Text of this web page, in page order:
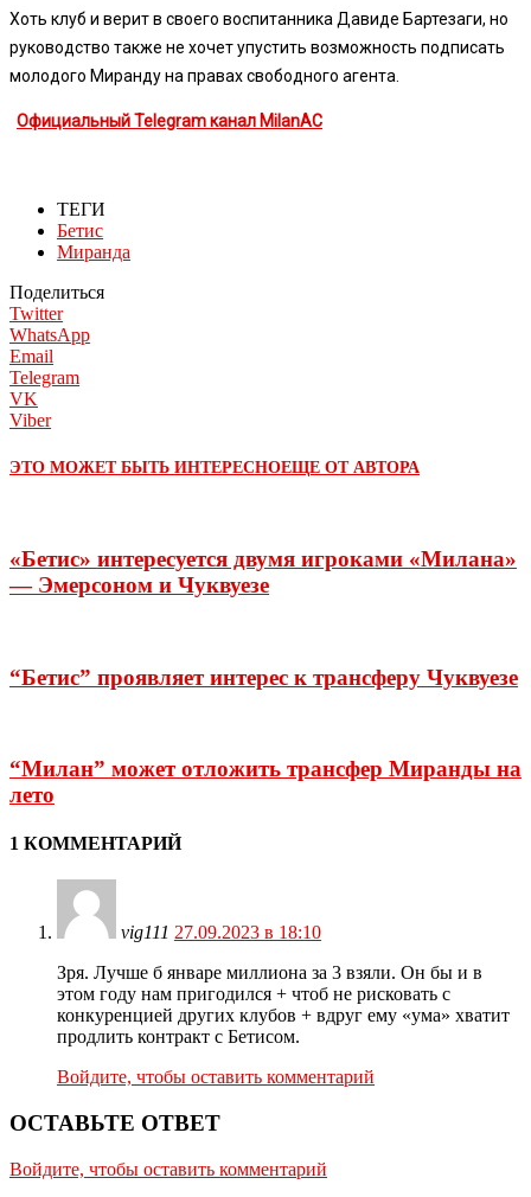
Хоть клуб и верит в своего воспитанника Давиде Бартезаги, но
руководство также не хочет упустить возможность подписать
молодого Миранду на правах свободного агента.
Официальный Telegram канал MilanAC
ТЕГИ
Бетис
Миранда
Поделиться
Twitter
WhatsApp
Email
Telegram
VK
Viber
ЭТО МОЖЕТ БЫТЬ ИНТЕРЕСНОЕЩЕ ОТ АВТОРА
«Бетис» интересуется двумя игроками «Милана»
— Эмерсоном и Чуквуезе
“Бетис” проявляет интерес к трансферу Чуквуезе
“Милан” может отложить трансфер Миранды на
лето
1 КОММЕНТАРИЙ
vig111 27.09.2023 в 18:10
Зря. Лучше б январе миллиона за 3 взяли. Он бы и в
этом году нам пригодился + чтоб не рисковать с
конкуренцией других клубов + вдруг ему «ума» хватит
продлить контракт с Бетисом.
Войдите, чтобы оставить комментарий
ОСТАВЬТЕ ОТВЕТ
Войдите, чтобы оставить комментарий